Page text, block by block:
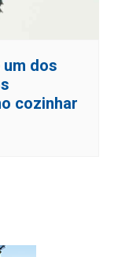
dos
cozinhar